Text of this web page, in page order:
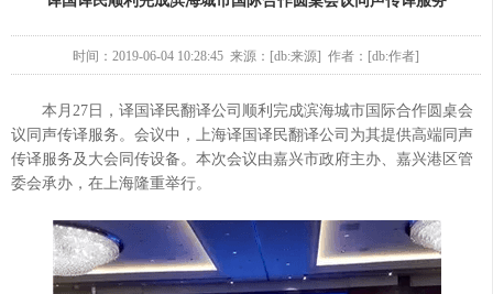
时间：2019-06-04 10:28:45 来源：[db:来源] 作者：[db:作者]
本月27日，译国译民翻译公司顺利完成滨海城市国际合作圆桌会
议同声传译服务。会议中，上海译国译民翻译公司为其提供高端同声
传译服务及大会同传设备。本次会议由嘉兴市政府主办、嘉兴港区管
委会承办，在上海隆重举行。